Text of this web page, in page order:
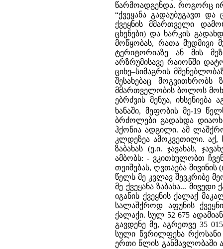
წარმოადგენდა. როგორც
“ქვეყანა გადაუბუგავთ და
ქვეყნის მმართველი
ცხენები) და ხარკის
მოწყობას, რათა მუდმივი
ტერიტორიაზე ან მის
არზრუმისავე რაიონში
ციხე–სიმაგრის
შესახებაც
მმართველობის ბოლოს
ებრძვის მენუა,
ხანაში, მეფობის მე-19
ბრძოლები გადახდა
ჰქონია ადგილი. ამ
კლდეზეა ამოკვეთილი. აქ,
ზაბახას (ე.ი. ჯავახას,
ამბობს: - ვკითხულობთ
თეიშებას, ღვთაება
წელს მე კვლავ შევკრიბე
მე ქვეყანა ზაბახა...
იგანის ქვეყნის ქალაქ
სალაშქროდ აფუნის
ქალაქი. სულ 52 675
გავდენე მე, აგრეთვე 35
სული წვრილფეხა რქოსანი
ერთი წლის განმავლობაში